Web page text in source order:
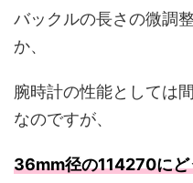
バックルの長さの微調
か、
腕時計の性能としては
なのですが、
36mm径の114270にど